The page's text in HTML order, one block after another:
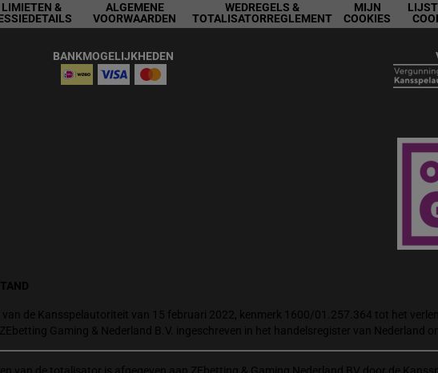
LIMIETEN &
ALGEMENE
VOORWAARDEN
WEDREGELS &
TOTALISATORREGLEMENT
MIJN
COOKIES
BANKMOGELIJKHEDEN
de Kansspelautoriteit van 15 februari 2022, kenmerk 1600/01.257.364 tot het
Gaming & Nederland B.V. ingeschreven in het handelsregister van Nederland